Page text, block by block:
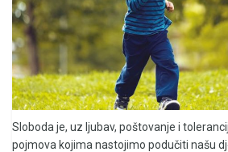
Sloboda je, uz ljubav, poštovanje i
pojmova kojima nastojimo podučiti našu